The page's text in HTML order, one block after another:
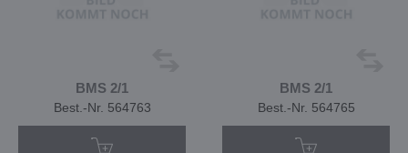
BMS 2/1
Best.-Nr. 564763
BMS 2/1
Best.-Nr. 564765